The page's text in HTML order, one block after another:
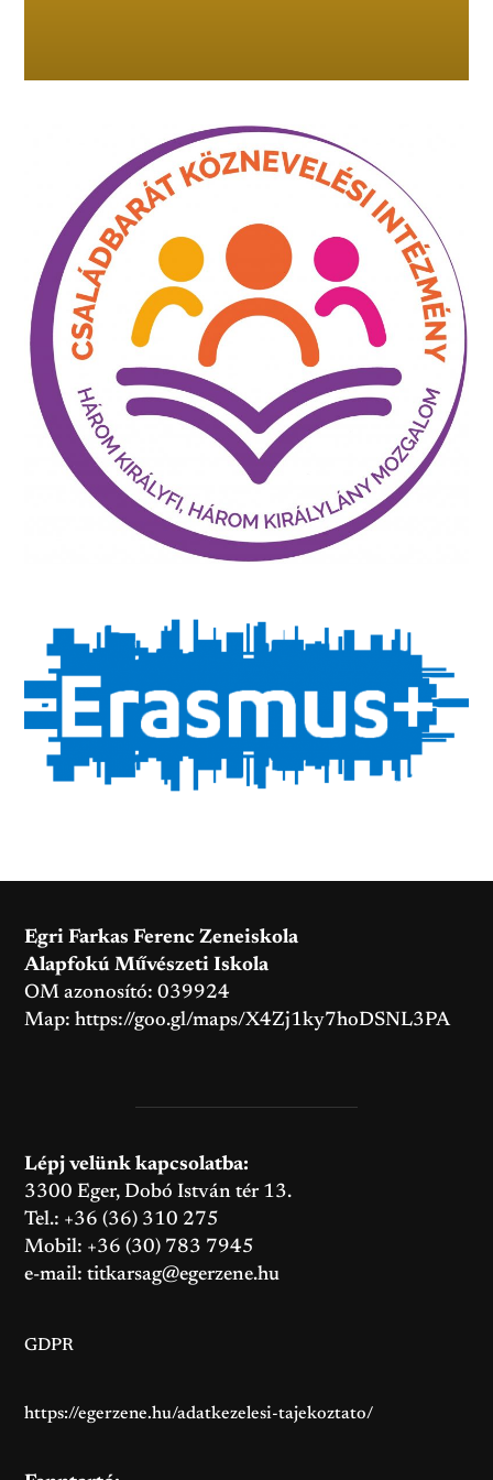
Egri Farkas Ferenc Zeneiskola
Alapfokú Művészeti Iskola
OM azonosító: 039924
Map:https://goo.gl/maps/X4Zj1ky7hoDSNL3PA
Lépj velünk kapcsolatba:
3300 Eger, Dobó István tér 13.
Tel.: +36 (36) 310 275
Mobil: +36 (30) 783 7945
e-mail:titkarsag@egerzene.hu
GDPR
https://egerzene.hu/adatkezelesi-tajekoztato/